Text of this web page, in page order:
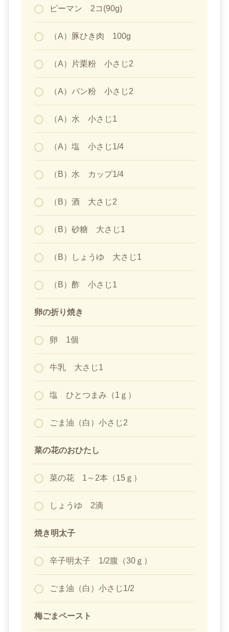
ピーマン 2コ(90g)
（A）豚ひき肉 100g
（A）片栗粉 小さじ2
（A）パン粉 小さじ2
（A）水 小さじ1
（A）塩 小さじ1/4
（B）水 カップ1/4
（B）酒 大さじ2
（B）砂糖 大さじ1
（B）しょうゆ 大さじ1
（B）酢 小さじ1
卵の折り焼き
卵 1個
牛乳 大さじ1
塩 ひとつまみ（1ｇ）
ごま油（白）小さじ2
菜の花のおひたし
菜の花 1～2本（15ｇ）
しょうゆ 2滴
焼き明太子
辛子明太子 1/2腹（30ｇ）
ごま油（白）小さじ1/2
梅ごまペースト